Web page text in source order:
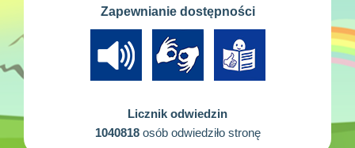
Zapewnianie dostępności
Licznik odwiedzin
1040818osób odwiedziło stronę